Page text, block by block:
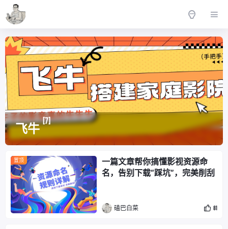
飞牛
[7]
置顶
一篇文章帮你搞懂影视资源命
名，告别下载“踩坑”，完美削刮
磕巴白菜 81